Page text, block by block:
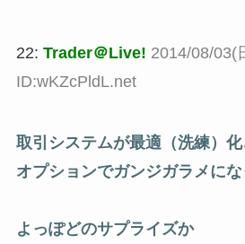
22: Trader＠Live! 2014/08/03(
ID:wKZcPldL.net
取引システムが最適（洗練）化
オプションでガンジガラメに
よっぽどのサプライズか